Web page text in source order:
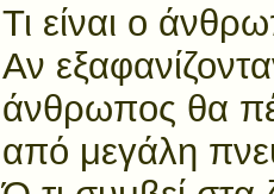
Τι είναι ο
Αν
άνθρωπος θα
από μεγάλη